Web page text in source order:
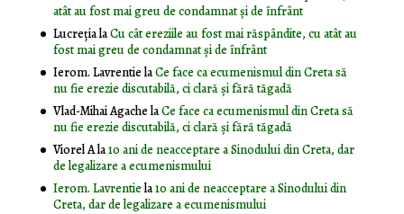
atât au fost mai greu de condamnat și de înfrânt
LucrețialaCu cât ereziile au fost mai răspândite, cu atât au
fost mai greu de condamnat și de înfrânt
Ierom. LavrentielaCe face ca ecumenismul din Creta să
nu fie erezie discutabilă, ci clară și fără tăgadă
Vlad-Mihai AgachelaCe face ca ecumenismul din Creta să
nu fie erezie discutabilă, ci clară și fără tăgadă
Viorel Ala10 ani de neacceptare a Sinodului din Creta, dar
de legalizare a ecumenismului
Ierom. Lavrentiela10 ani de neacceptare a Sinodului din
Creta, dar de legalizare a ecumenismului